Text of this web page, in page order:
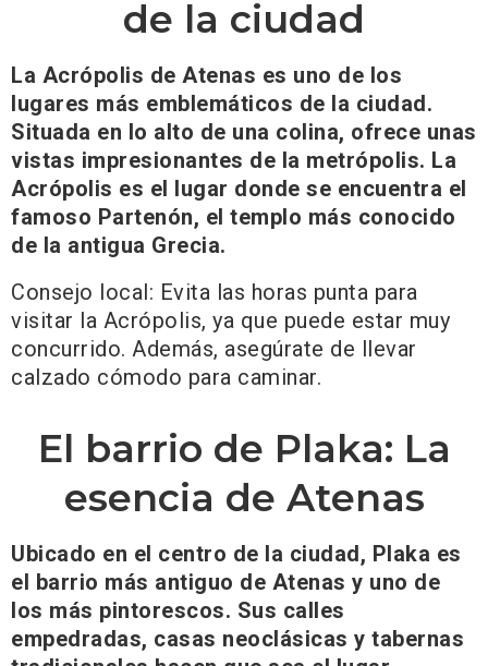
de la ciudad
La Acrópolis de Atenas es uno de los
lugares más emblemáticos de la ciudad.
Situada en lo alto de una colina, ofrece unas
vistas impresionantes de la metrópolis. La
Acrópolis es el lugar donde se encuentra el
famoso Partenón, el templo más conocido
de la antigua Grecia.
Consejo local: Evita las horas punta para
visitar la Acrópolis, ya que puede estar muy
concurrido. Además, asegúrate de llevar
calzado cómodo para caminar.
El barrio de Plaka: La
esencia de Atenas
Ubicado en el centro de la ciudad, Plaka es
el barrio más antiguo de Atenas y uno de
los más pintorescos. Sus calles
empedradas, casas neoclásicas y tabernas